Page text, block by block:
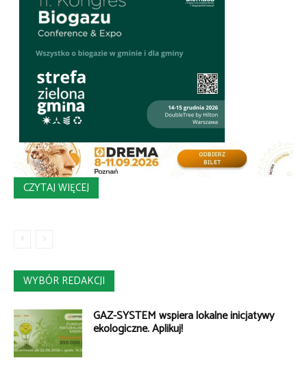
CZYTAJ WIĘCEJ
WYBÓR REDAKCJI
GAZ-SYSTEM wspiera lokalne inicjatywy
ekologiczne. Aplikuj!